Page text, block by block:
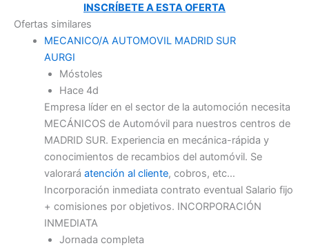
INSCRÍBETE A ESTA OFERTA
Ofertas similares
MECANICO/A AUTOMOVIL MADRID SUR
AURGI
Móstoles
Hace 4d
Empresa líder en el sector de la automoción necesita
MECÁNICOS de Automóvil para nuestros centros de
MADRID SUR. Experiencia en mecánica-rápida y
conocimientos de recambios del automóvil. Se
valorará atención al cliente, cobros, etc…
Incorporación inmediata contrato eventual Salario fijo
+ comisiones por objetivos. INCORPORACIÓN
INMEDIATA
Jornada completa